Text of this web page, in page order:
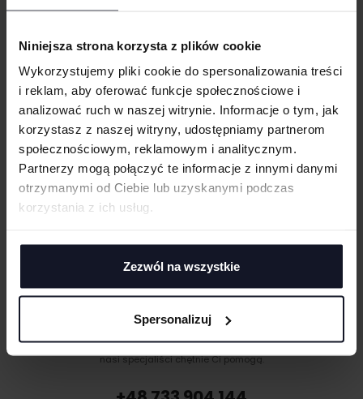
Niniejsza strona korzysta z plików cookie
Wykorzystujemy pliki cookie do spersonalizowania treści
i reklam, aby oferować funkcje społecznościowe i
analizować ruch w naszej witrynie. Informacje o tym, jak
korzystasz z naszej witryny, udostępniamy partnerom
społecznościowym, reklamowym i analitycznym.
Partnerzy mogą połączyć te informacje z innymi danymi
otrzymanymi od Ciebie lub uzyskanymi podczas
korzystania z ich usług.
Zezwól na wszystkie
Spersonalizuj
Okrągły, prążkowany dekolt
GRAMATURA I SKŁAD
CERTYFIKATY
TECHNIKI ZDOBIENIA
Haft komputerowy
Haft komputerowy to technologia pozwalająca wykonywać zdobienia
poliestrowymi nićmi za pomocą specjalnych maszyn haftujących. W
Sitodruk to technika znakowania, która wygrywa trwałością i ceną przy
eventowej oraz merchu.
torbach, parasolach, odzieży roboczej i innych tekstyliach.
DOSTAWA I PŁATNOŚĆ
W:
cm | SZ: cm
WGRAJ GRAFIKĘ
UWAGI
ANULUJ
DODAJ
MASZ PYTANIA? ZAPYTAJ SPECJALISTĘ
Jeśli masz pytania odnośnie naszych produktów, zdobień lub współpracy,
nasi specjaliści chętnie Ci pomogą.